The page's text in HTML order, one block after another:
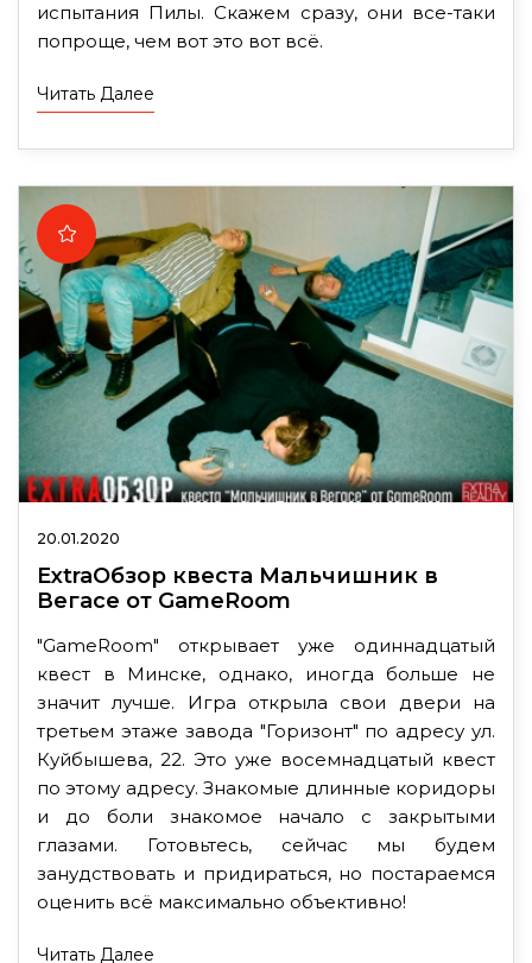
испытания Пилы. Скажем сразу, они все-таки
попроще, чем вот это вот всё.
Читать Далее
20.01.2020
ExtraОбзор квеста Мальчишник в
Вегасе от GameRoom
"GameRoom" открывает уже одиннадцатый
квест в Минске, однако, иногда больше не
значит лучше. Игра открыла свои двери на
третьем этаже завода "Горизонт" по адресу ул.
Куйбышева, 22. Это уже восемнадцатый квест
по этому адресу. Знакомые длинные коридоры
и до боли знакомое начало с закрытыми
глазами. Готовьтесь, сейчас мы будем
занудствовать и придираться, но постараемся
оценить всё максимально объективно!
Читать Далее